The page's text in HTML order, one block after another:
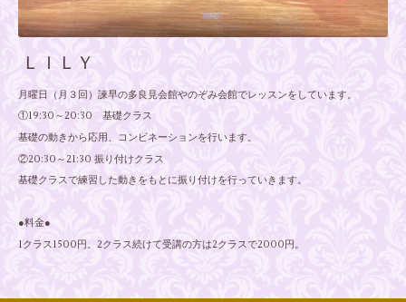
ＬＩＬＹ
月曜日（月３回）諫早の多良見会館やのぞみ会館でレッスンをしています。
①19:30～20:30 基礎クラス
基礎の動きから応用、コンビネーションを行います。
②20:30～21:30 振り付けクラス
基礎クラスで練習した動きをもとに振り付けを行っていきます。
●料金●
1クラス1500円。2クラス続けて受講の方は2クラスで2000円。